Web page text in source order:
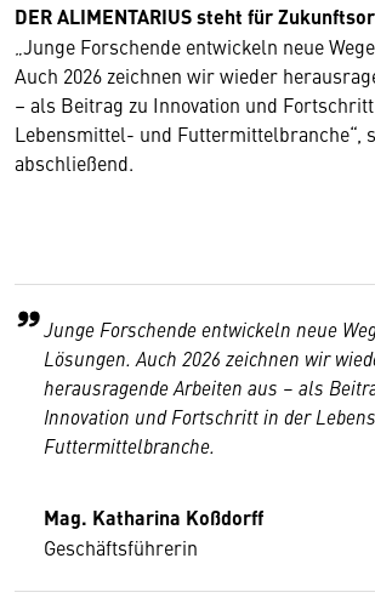
DER ALIMENTARIUS steht für
„Junge Forschende entwickeln neue
Auch 2026 zeichnen wir wieder
– als Beitrag zu Innovation und
Lebensmittel- und Futtermittelbranche“,
abschließend.
Junge Forschende entwickeln neue
Lösungen. Auch 2026 zeichnen wir
herausragende Arbeiten aus – als
Innovation und Fortschritt in der
Futtermittelbranche.
Mag. Katharina Koßdorff
Geschäftsführerin